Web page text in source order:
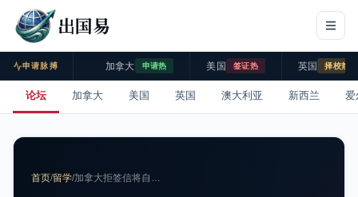
出国易
申请脉搏 加拿大 申请热 美国 签证热 英国 择校热
论坛 加拿大 美国 英国 澳大利亚 新西兰 爱
首页/留学/加拿大拒签信将自…